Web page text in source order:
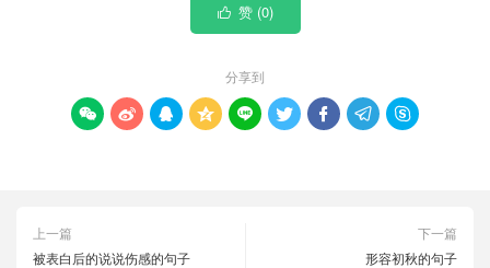
 赞 (0)
分享到
        
上一篇
被表白后的说说伤感的句子
下一篇
形容初秋的句子